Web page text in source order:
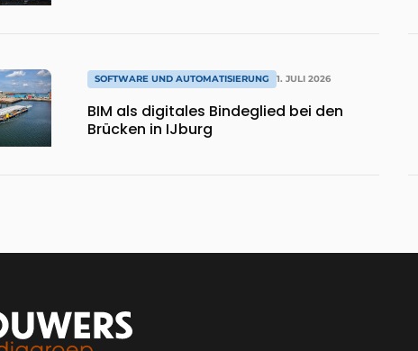
SOFTWARE UND AUTOMATISIERUNG 1. JULI 2026
BIM als digitales Bindeglied bei den
Brücken in IJburg